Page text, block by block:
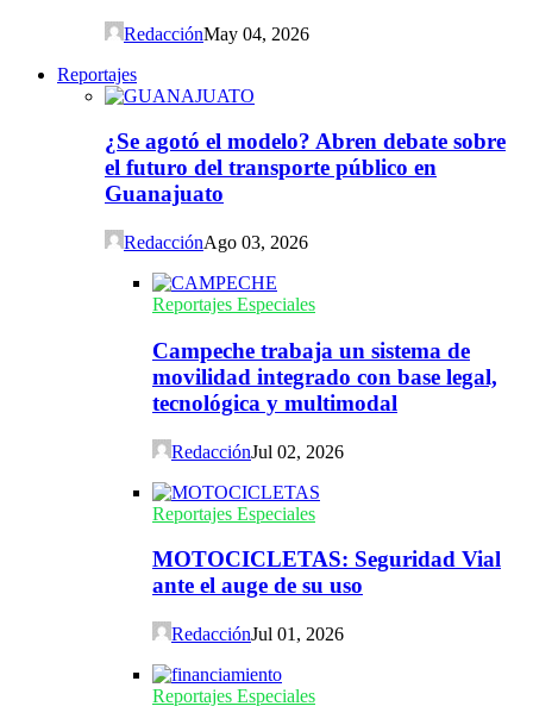
RedacciónMay 04, 2026
Reportajes
¿Se agotó el modelo? Abren debate sobre
el futuro del transporte público en
Guanajuato
RedacciónAgo 03, 2026
Reportajes Especiales
Campeche trabaja un sistema de
movilidad integrado con base legal,
tecnológica y multimodal
RedacciónJul 02, 2026
Reportajes Especiales
MOTOCICLETAS: Seguridad Vial
ante el auge de su uso
RedacciónJul 01, 2026
Reportajes Especiales